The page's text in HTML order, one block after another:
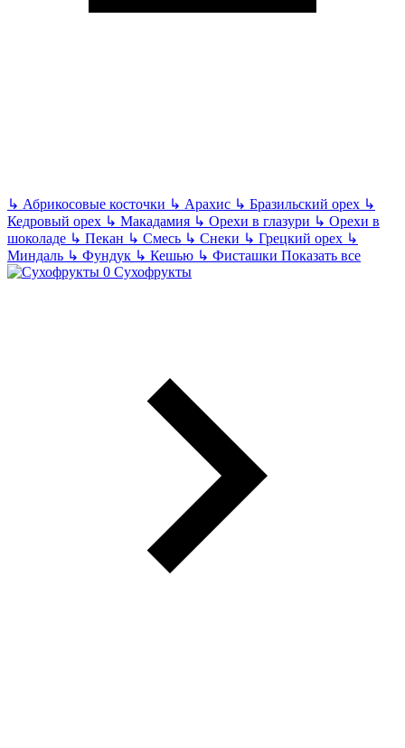
↳ Абрикосовые косточки ↳ Арахис ↳ Бразильский орех ↳
Кедровый орех ↳ Макадамия ↳ Орехи в глазури ↳ Орехи в
шоколаде ↳ Пекан ↳ Смесь ↳ Снеки ↳ Грецкий орех ↳
Миндаль ↳ Фундук ↳ Кешью ↳ Фисташки Показать все
Сухофрукты